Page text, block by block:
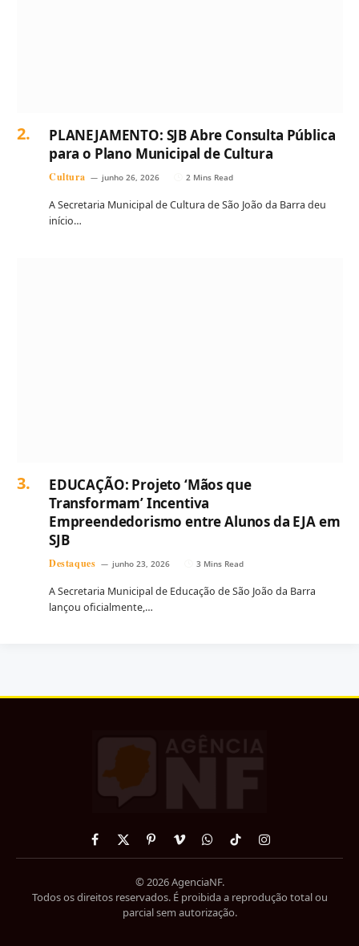
PLANEJAMENTO: SJB Abre Consulta Pública
para o Plano Municipal de Cultura
Cultura junho 26, 2026 2 Mins Read
A Secretaria Municipal de Cultura de São João da Barra deu
início…
EDUCAÇÃO: Projeto ‘Mãos que
Transformam’ Incentiva
Empreendedorismo entre Alunos da EJA em
SJB
Destaques junho 23, 2026 3 Mins Read
A Secretaria Municipal de Educação de São João da Barra
lançou oficialmente,…
Facebook
X
(Twitter)
PinterestVimeoWhatsApp
TikTokInstagram
© 2026 AgenciaNF.
Todos os direitos reservados. É proibida a reprodução total ou
parcial sem autorização.